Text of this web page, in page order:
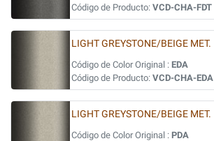
Código de Producto: VCD-CHA-FDT
LIGHT GREYSTONE/BEIGE MET.
Código de Color Original : EDA
Código de Producto: VCD-CHA-EDA
LIGHT GREYSTONE/BEIGE MET.
Código de Color Original : PDA